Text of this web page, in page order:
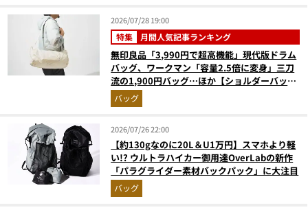
2026/07/28 19:00
特集 月間人気記事ランキング
無印良品「3,990円で超高機能」現代版ドラム
バッグ、ワークマン「容量2.5倍に変身」三刀
流の1,900円バッグ…ほか【ショルダーバッグ
の人気記事ランキングベスト3】（2026年6月
版）
バッグ
2026/07/26 22:00
【約130gなのに20L＆U1万円】スマホより軽
い!? ウルトラハイカー御用達OverLabの新作
「パラグライダー素材バックパック」に大注目
バッグ